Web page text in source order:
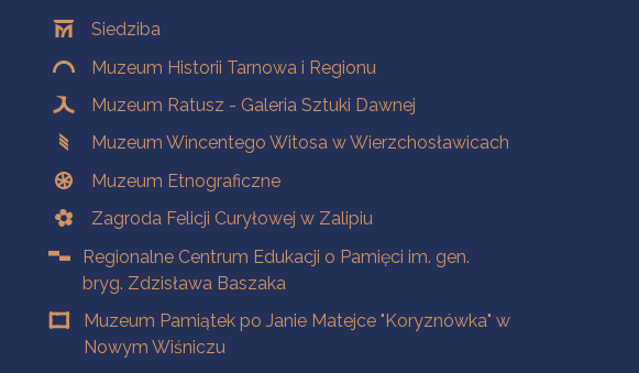
OddziałySiedziba
Muzeum Historii Tarnowa i Regionu
Muzeum Ratusz - Galeria Sztuki Dawnej
Muzeum Wincentego Witosa w Wierzchosławicach
Muzeum Etnograficzne
Zagroda Felicji Curyłowej w Zalipiu
Regionalne Centrum Edukacji o Pamięci im. gen.
bryg. Zdzisława Baszaka
Muzeum Pamiątek po Janie Matejce "Koryznówka" w
Nowym Wiśniczu